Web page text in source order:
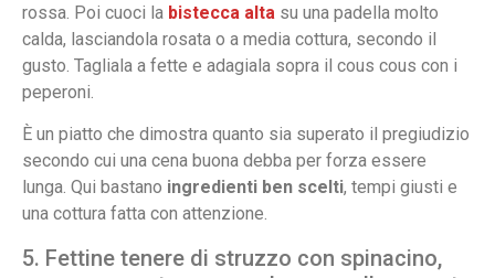
rossa. Poi cuoci la bistecca alta su una padella molto
calda, lasciandola rosata o a media cottura, secondo il
gusto. Tagliala a fette e adagiala sopra il cous cous con i
peperoni.
È un piatto che dimostra quanto sia superato il pregiudizio
secondo cui una cena buona debba per forza essere
lunga. Qui bastano ingredienti ben scelti, tempi giusti e
una cottura fatta con attenzione.
5. Fettine tenere di struzzo con spinacino,